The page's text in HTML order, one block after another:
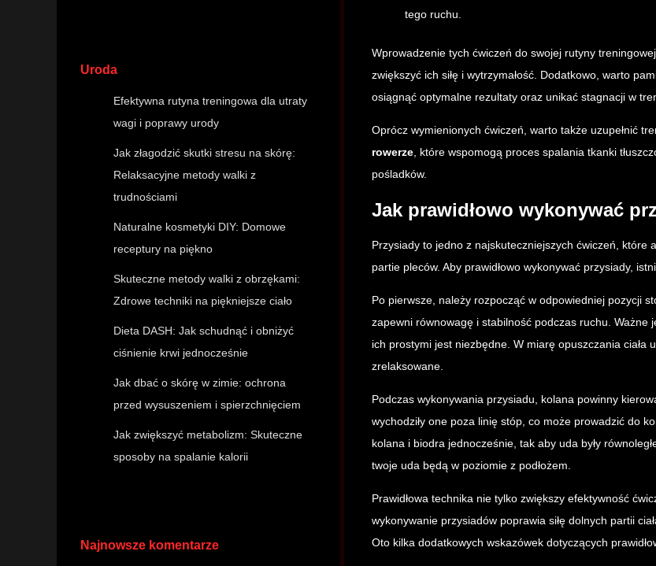
Uroda
Efektywna rutyna treningowa dla utraty
wagi i poprawy urody
Jak złagodzić skutki stresu na skórę:
Relaksacyjne metody walki z
trudnościami
Naturalne kosmetyki DIY: Domowe
receptury na piękno
Skuteczne metody walki z obrzękami:
Zdrowe techniki na piękniejsze ciało
Dieta DASH: Jak schudnąć i obniżyć
ciśnienie krwi jednocześnie
Jak dbać o skórę w zimie: ochrona
przed wysuszeniem i spierzchnięciem
Jak zwiększyć metabolizm: Skuteczne
sposoby na spalanie kalorii
Najnowsze komentarze
tego ruchu.
Wprowadzenie tych ćwiczeń do swojej rutyny
zwiększyć ich siłę i wytrzymałość. Dodatkowo, warto
osiągnąć optymalne rezultaty oraz unikać stagnacji w
Oprócz wymienionych ćwiczeń, warto także uzupełnić
rowerze , które wspomogą proces spalania tkanki
pośladków.
Jak prawidłowo wykonywać
Przysiady to jedno z najskuteczniejszych ćwiczeń,
partie pleców. Aby prawidłowo wykonywać przysiady,
Po pierwsze, należy rozpocząć w odpowiedniej pozycji
zapewni równowagę i stabilność podczas ruchu.
ich prostymi jest niezbędne. W miarę opuszczania
zrelaksowane.
Podczas wykonywania przysiadu, kolana powinny
wychodziły one poza linię stóp, co może prowadzić do
kolana i biodra jednocześnie, tak aby uda były
twoje uda będą w poziomie z podłożem.
Prawidłowa technika nie tylko zwiększy efektywność
wykonywanie przysiadów poprawia siłę dolnych partii
Oto kilka dodatkowych wskazówek dotyczących